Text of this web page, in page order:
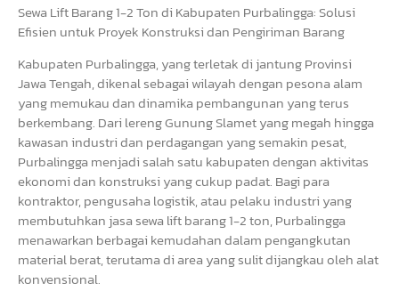
Sewa Lift Barang 1-2 Ton di Kabupaten Purbalingga: Solusi
Efisien untuk Proyek Konstruksi dan Pengiriman Barang
Kabupaten Purbalingga, yang terletak di jantung Provinsi
Jawa Tengah, dikenal sebagai wilayah dengan pesona alam
yang memukau dan dinamika pembangunan yang terus
berkembang. Dari lereng Gunung Slamet yang megah hingga
kawasan industri dan perdagangan yang semakin pesat,
Purbalingga menjadi salah satu kabupaten dengan aktivitas
ekonomi dan konstruksi yang cukup padat. Bagi para
kontraktor, pengusaha logistik, atau pelaku industri yang
membutuhkan jasa sewa lift barang 1-2 ton, Purbalingga
menawarkan berbagai kemudahan dalam pengangkutan
material berat, terutama di area yang sulit dijangkau oleh alat
konvensional.